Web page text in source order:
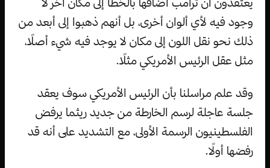
وجود فيه لأي ألوان أخرى، بل أنهم ذهبوا إلى أبعد من
ذلك نحو نقل اللون إلى مكان لا يوجد فيه شيء أصلًا،
مثل عقل الرئيس الأمريكي مثلًا.
وقد علم مراسلنا بأن الرئيس الأمريكي سوف يعقد
جلسة عاجلة لرسم الخارطة من جديد ريثما يرفض
الفلسطينيون الرسمة الأولى، مع التشديد على أنه قد
رفضها أولًا.